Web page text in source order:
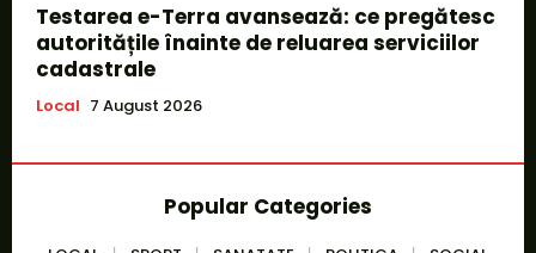
Testarea e-Terra avansează: ce pregătesc
autoritățile înainte de reluarea serviciilor
cadastrale
Local 7 August 2026
Popular Categories